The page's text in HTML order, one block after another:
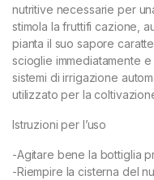
nutritive necessarie per
stimola la fruttifi cazione,
pianta il suo sapore
scioglie immediatamente
sistemi di irrigazione
utilizzato per la
Istruzioni per l’uso
-Agitare bene la bottiglia
-Riempire la cisterna del